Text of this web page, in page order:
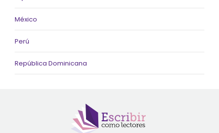
México
Perú
República Dominicana